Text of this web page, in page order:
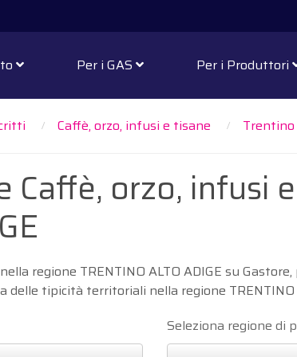
Per i GAS Per i Produttori
Caffè, orzo, infusi e tisane
orzo, infusi
regione TRENTINO ALTO ADIGE su
tipicità territoriali nella regione TRENTINO
Seleziona regione di